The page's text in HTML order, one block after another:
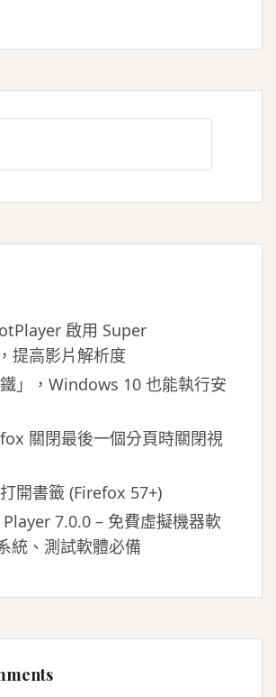
啟用 Super
提高影片解析度
」，Windows 10 也能執行安
關閉最後一個分頁時關閉視
開書籤 (Firefox 57+)
7.0.0 – 免費虛擬機器軟
統、測試軟體必備